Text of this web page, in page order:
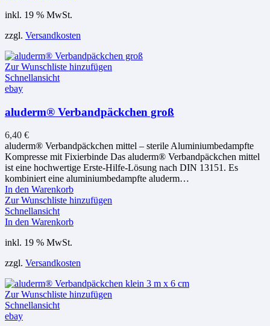
inkl. 19 % MwSt.
zzgl. Versandkosten
Zur Wunschliste hinzufügen
Schnellansicht
ebay
aluderm® Verbandpäckchen groß
6,40 €
aluderm® Verbandpäckchen mittel – sterile Aluminiumbedampfte
Kompresse mit Fixierbinde Das aluderm® Verbandpäckchen mittel
ist eine hochwertige Erste-Hilfe-Lösung nach DIN 13151. Es
kombiniert eine aluminiumbedampfte aluderm…
In den Warenkorb
Zur Wunschliste hinzufügen
Schnellansicht
In den Warenkorb
inkl. 19 % MwSt.
zzgl. Versandkosten
Zur Wunschliste hinzufügen
Schnellansicht
ebay